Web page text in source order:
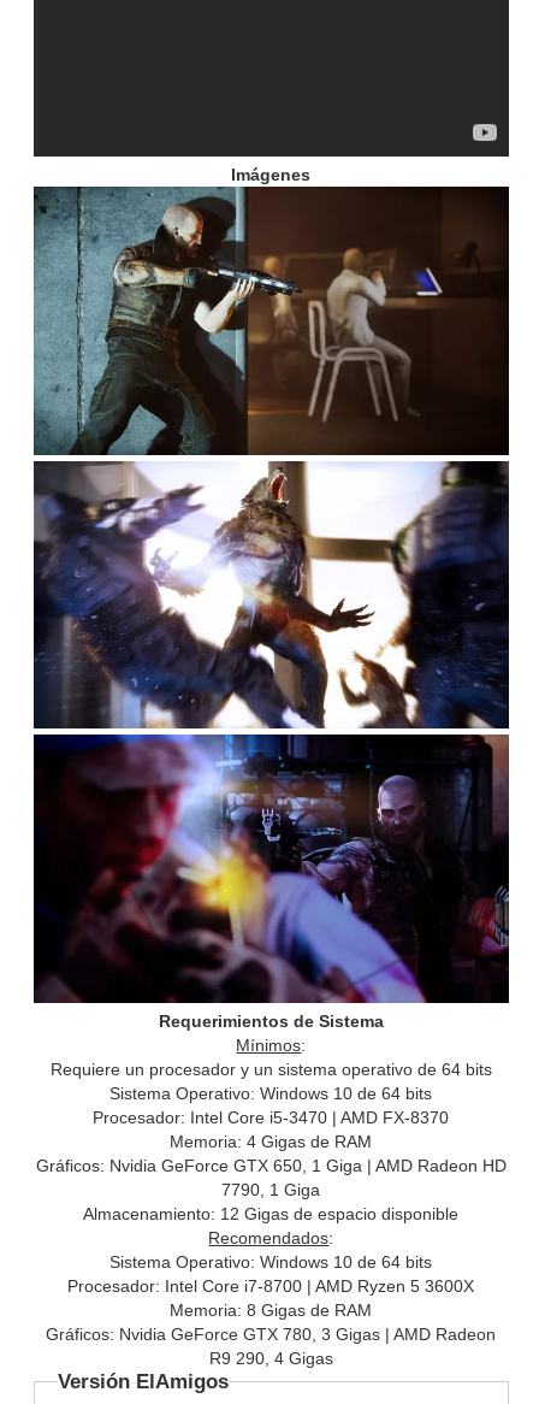
Imágenes
Requerimientos de Sistema
Mínimos:
Requiere un procesador y un sistema operativo de 64 bits
Sistema Operativo: Windows 10 de 64 bits
Procesador: Intel Core i5-3470 | AMD FX-8370
Memoria: 4 Gigas de RAM
Gráficos: Nvidia GeForce GTX 650, 1 Giga | AMD Radeon HD
7790, 1 Giga
Almacenamiento: 12 Gigas de espacio disponible
Recomendados:
Sistema Operativo: Windows 10 de 64 bits
Procesador: Intel Core i7-8700 | AMD Ryzen 5 3600X
Memoria: 8 Gigas de RAM
Gráficos: Nvidia GeForce GTX 780, 3 Gigas | AMD Radeon
R9 290, 4 Gigas
Versión ElAmigos